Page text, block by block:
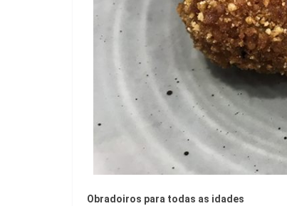
Obradoiros para todas as idades